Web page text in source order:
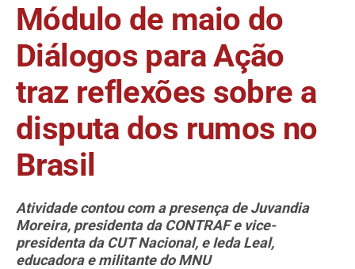
Módulo de maio do
Diálogos para Ação
traz reflexões sobre a
disputa dos rumos no
Brasil
Atividade contou com a presença de Juvandia
Moreira, presidenta da CONTRAF e vice-
presidenta da CUT Nacional, e Ieda Leal,
educadora e militante do MNU